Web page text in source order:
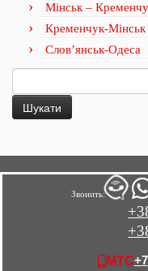
Мінськ –
Кременчук-Мінськ
Слов’янськ-Одеса
Звонить:
МТС